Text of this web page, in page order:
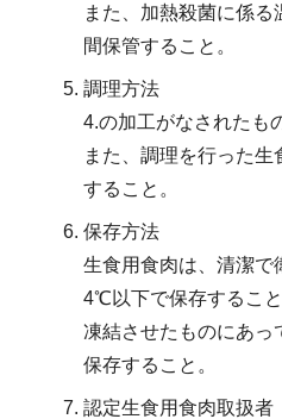
また、加熱殺菌に係
間保管すること。
調理方法
4.の加工がなされたも
また、調理を行った
すること。
保存方法
生食用食肉は、清潔で
4℃以下で保存するこ
凍結させたものにあ
保存すること。
認定生食用食肉取扱者